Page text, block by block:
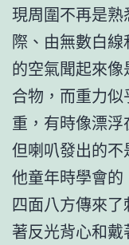
現周圍不再是
際、由無數白
的空氣聞起來
合物，而重力
重，有時像漂浮
但喇叭發出的
他童年時學會的
四面八方傳來
著反光背心和戴